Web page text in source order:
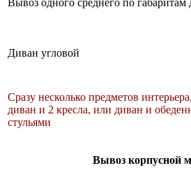
Вывоз одного среднего по габаритам
Диван угловой
Сразу несколько предметов
диван и 2 кресла, или диван и
стульями
Вывоз корпусной